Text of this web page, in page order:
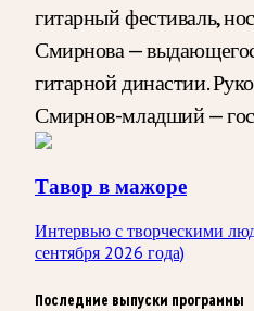
гитарный фестиваль,
Смирнова —
гитарной династии.
Смирнов-младший —
Тавор в мажоре
Интервью с творческими
сентября 2026 года)
Последние выпуски программы